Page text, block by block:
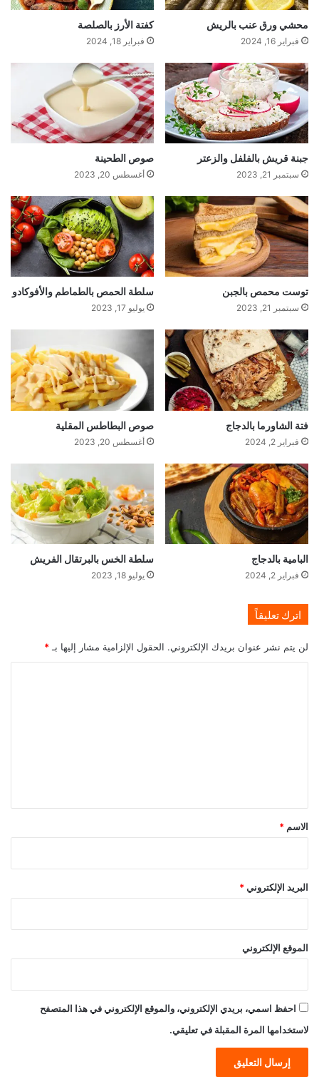
محشي ورق عنب بالريش
فبراير 16, 2024
كفتة الأرز بالصلصة
فبراير 18, 2024
جبنة قريش بالفلفل والزعتر
سبتمبر 21, 2023
صوص الطحينة
أغسطس 20, 2023
توست محمص بالجبن
سبتمبر 21, 2023
سلطة الحمص بالطماطم والأفوكادو
يوليو 17, 2023
فتة الشاورما بالدجاج
فبراير 2, 2024
صوص البطاطس المقلية
أغسطس 20, 2023
البامية بالدجاج
فبراير 2, 2024
سلطة الخس بالبرتقال الفريش
يوليو 18, 2023
اترك تعليقاً
لن يتم نشر عنوان بريدك الإلكتروني. الحقول الإلزامية مشار إليها بـ *
*
الاسم *
البريد الإلكتروني *
الموقع الإلكتروني
احفظ اسمي، بريدي الإلكتروني، والموقع الإلكتروني في هذا المتصفح
لاستخدامها المرة المقبلة في تعليقي.